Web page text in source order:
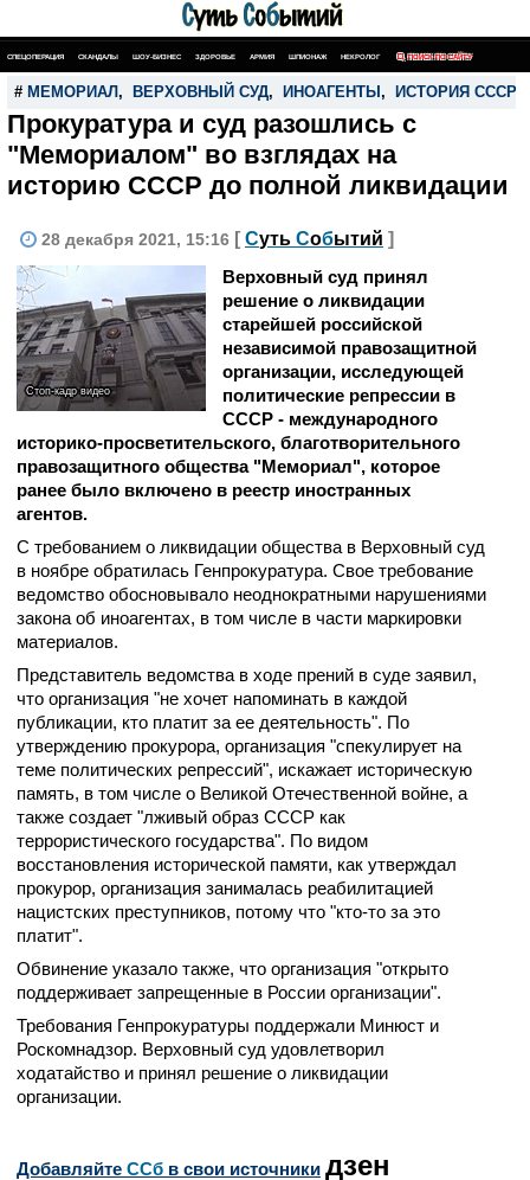
СПЕЦОПЕРАЦИЯ СКАНДАЛЫ ШОУ-БИЗНЕС ЗДОРОВЬЕ АРМИЯ ШПИОНАЖ НЕКРОЛОГ ПОИСК ПО САЙТУ
# МЕМОРИАЛ , ВЕРХОВНЫЙ СУД, ИНОАГЕНТЫ , ИСТОРИЯ СССР
Прокуратура и суд разошлись с
"Мемориалом" во взглядах на
историю СССР до полной ликвидации
28 декабря 2021, 15:16 [ Суть Событий ]
Стоп-кадр видео
Верховный суд принял
решение о ликвидации
старейшей российской
независимой правозащитной
организации, исследующей
политические репрессии в
СССР - международного
историко-просветительского, благотворительного
правозащитного общества "Мемориал", которое
ранее было включено в реестр иностранных
агентов.
С требованием о ликвидации общества в Верховный суд
в ноябре обратилась Генпрокуратура. Свое требование
ведомство обосновывало неоднократными нарушениями
закона об иноагентах, в том числе в части маркировки
материалов.
Представитель ведомства в ходе прений в суде заявил,
что организация "не хочет напоминать в каждой
публикации, кто платит за ее деятельность". По
утверждению прокурора, организация "спекулирует на
теме политических репрессий", искажает историческую
память, в том числе о Великой Отечественной войне, а
также создает "лживый образ СССР как
террористического государства". По видом
восстановления исторической памяти, как утверждал
прокурор, организация занималась реабилитацией
нацистских преступников, потому что "кто-то за это
платит".
Обвинение указало также, что организация "открыто
поддерживает запрещенные в России организации".
Требования Генпрокуратуры поддержали Минюст и
Роскомнадзор. Верховный суд удовлетворил
ходатайство и принял решение о ликвидации
организации.
Добавляйте CСб в свои источники дзен